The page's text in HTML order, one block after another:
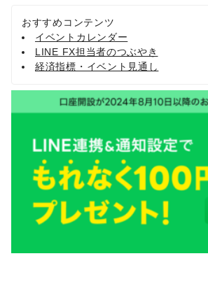
おすすめコンテンツ
イベントカレンダー
LINE FX担当者のつぶやき
経済指標・イベント見通し